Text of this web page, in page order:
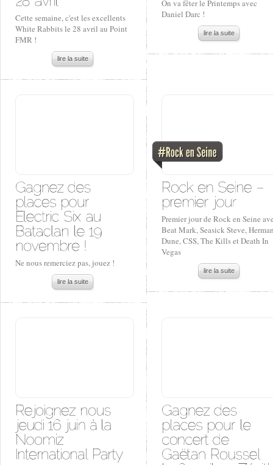
Cette semaine, c'est les excellents
White Rabbits le 28 avril au Point
FMR !
lire la suite
On va fêter le Printemps avec
Daniel Darc !
lire la suite
Ne nous remerciez pas, jouez !
lire la suite
Premier jour de Rock en Seine
Beat Mark, Seasick Steve,
Dune, CSS, The Kills et Death In
Vegas
lire la suite